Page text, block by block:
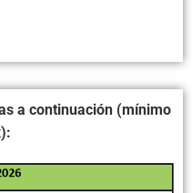
a continuación (mínimo